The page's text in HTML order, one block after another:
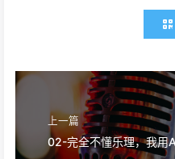
上一篇
02-完全不懂乐理，我用